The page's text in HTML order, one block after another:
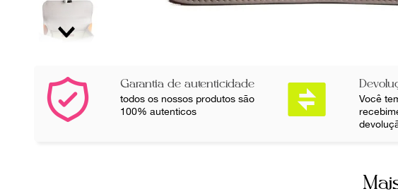
Garantia de autenticidade
todos os nossos produtos são
100% autenticos
Você